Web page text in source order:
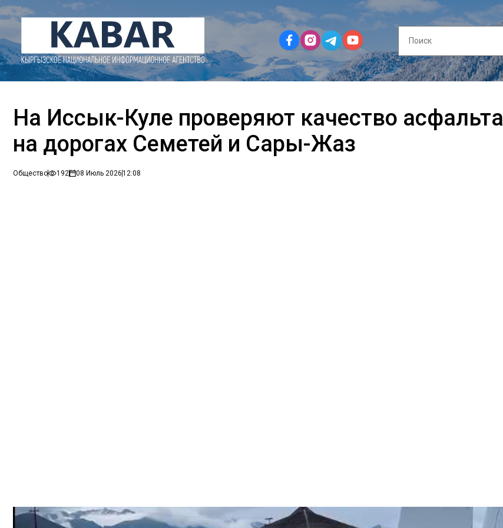
На Иссык-Куле проверяют качество асфальта
на дорогах Семетей и Сары-Жаз
Общество 192 08 Июль 202612:08